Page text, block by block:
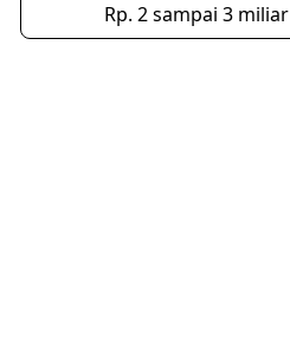
Rp. 2 sampai 3 miliar